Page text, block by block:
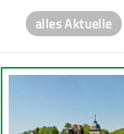
alles Aktuelle